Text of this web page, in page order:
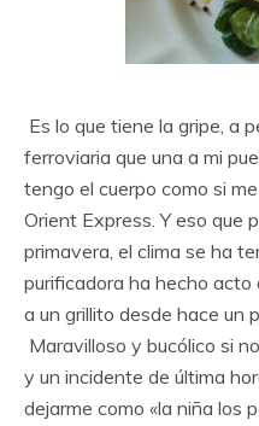
Es lo que tiene la gripe, a
ferroviaria que una a mi
tengo el cuerpo como si
Orient Express. Y eso que
primavera, el clima se ha
purificadora ha hecho
a un grillito desde hace un
Maravilloso y bucólico si
y un incidente de última
dejarme como «la niña los